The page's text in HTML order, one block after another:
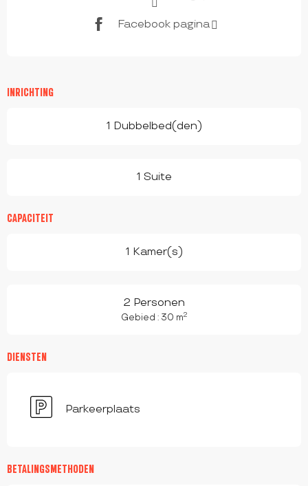
Facebook pagina
INRICHTING
1 Dubbelbed(den)
1 Suite
CAPACITEIT
1 Kamer(s)
2 Personen
Gebied : 30 m2
DIENSTEN
Parkeerplaats
BETALINGSMETHODEN